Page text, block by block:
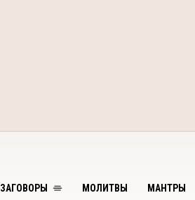
ЗАГОВОРЫ МОЛИТВЫ МАНТРЫ